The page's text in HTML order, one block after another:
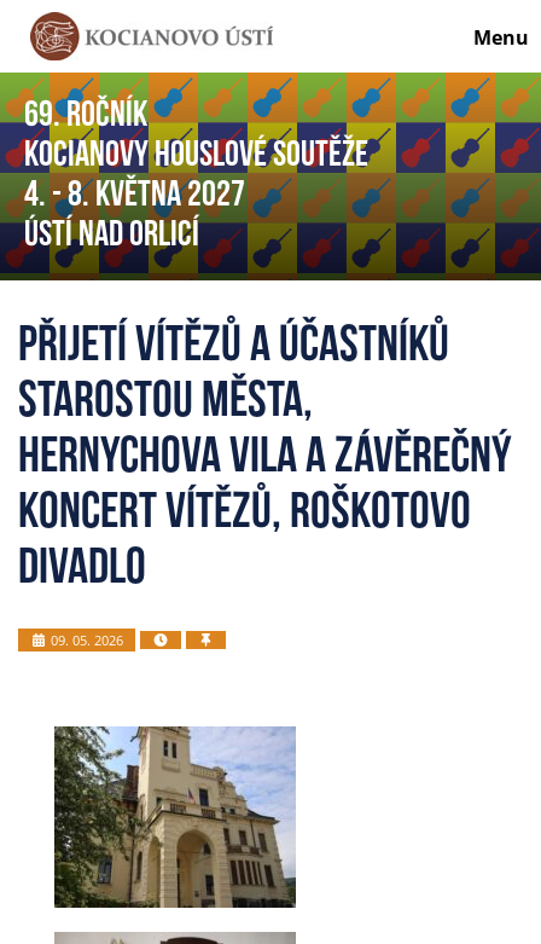
Menu
69. ročník
Kocianovy houslové soutěže
4. - 8. května 2027
Ústí nad Orlicí
Přijetí vítězů a účastníků
starostou města,
Hernychova vila a závěrečný
koncert vítězů, Roškotovo
divadlo
09. 05. 2026